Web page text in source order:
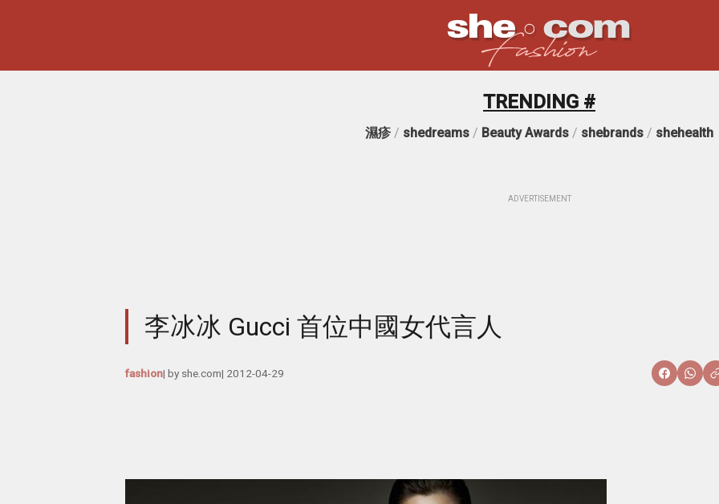
TRENDING #
濕疹 / shedreams / Beauty Awards / shebrands / shehealth
ADVERTISEMENT
李冰冰 Gucci 首位中國女代言人
fashion| by she.com| 2012-04-29